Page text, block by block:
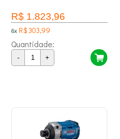
R$ 1.823,96
6x R$ 303,99
Quantidade:
- +